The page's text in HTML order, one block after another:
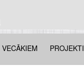
VECĀKIEM PROJEKTI